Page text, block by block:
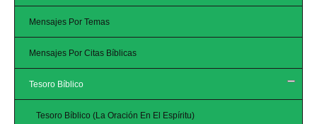
Mensajes Por Temas
Mensajes Por Citas Bíblicas
Tesoro Bíblico
Tesoro Bíblico (La Oración En El Espíritu)